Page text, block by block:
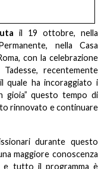
il 19 ottobre, nella
nella Casa
con la celebrazione
Tadesse, recentemente
quale ha incoraggiato i
gioia” questo tempo di
rinnovato e continuare
durante questo
maggiore conoscenza
e tutto il programma è